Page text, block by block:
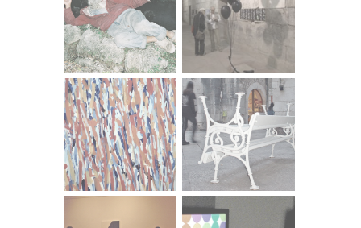
INTERFERENCIJE (Zvuk slike), Hrvatski radio treći program,
U audio radu “Interferencije (Zvuk slike)” koji je pripremio
za Sliku od zvuka splitski umjetnik Vanja Pagar zvukovnu
kompoziciju oblikovao je vodeći se njegovom vizualnom
pojavnošću - grafičkim prikazom zvuka na
kompjutorskom zaslonu.
Dosadašnji opus splitskog umjetnika Vanje Pagara, kako
se može pratiti od njegovih prvih izložbenih nastupa
početkom 1990ih godina do današnjeg vremena, medijski